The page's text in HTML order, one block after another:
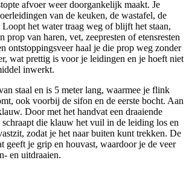
afvoer weer doorgankelijk maakt. Je
van de keuken, de wastafel, de
het water traag weg of blijft het staan,
prop van haren, vet, zeepresten of etensresten
ontstoppingsveer haal je die prop weg zonder
wat prettig is voor je leidingen en je hoeft niet
inwerkt.
staal en is 5 meter lang, waarmee je flink
ook voorbij de sifon en de eerste bocht. Aan
Door met het handvat een draaiende
die klauw het vuil in de leiding los en
zodat je het naar buiten kunt trekken. De
geeft je grip en houvast, waardoor je de veer
en uitdraaien.